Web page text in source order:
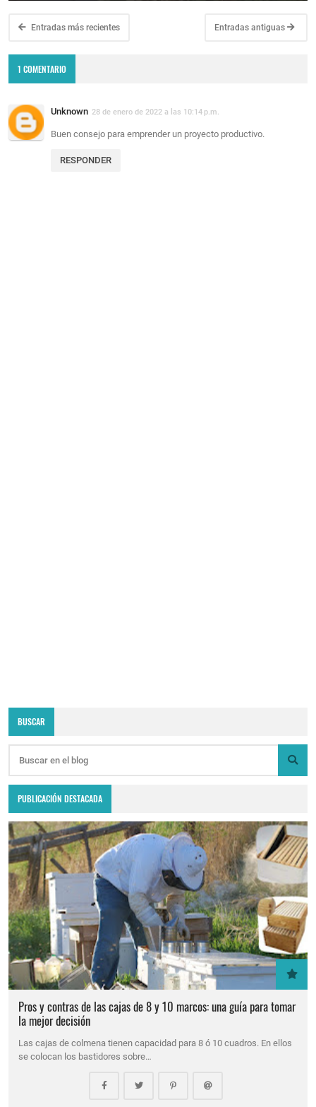
Entradas más recientes Entradas antiguas
1 COMENTARIO
Unknown 28 de enero de 2022 a las 10:14 p.m.
Buen consejo para emprender un proyecto productivo.
RESPONDER
BUSCAR
PUBLICACIÓN DESTACADA
Pros y contras de las cajas de 8 y 10 marcos: una guía para tomar
la mejor decisión
Las cajas de colmena tienen capacidad para 8 ó 10 cuadros. En ellos
se colocan los bastidores sobre…